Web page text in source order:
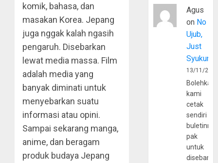
komik, bahasa, dan
masakan Korea. Jepang
juga nggak kalah ngasih
pengaruh. Disebarkan
lewat media massa. Film
adalah media yang
banyak diminati untuk
menyebarkan suatu
informasi atau opini.
Sampai sekarang manga,
anime, dan beragam
produk budaya Jepang
Agus
on No
Ujub,
Just
Syukur
13/11/
Bolehkah
kami
cetak
sendiri
pak
untuk